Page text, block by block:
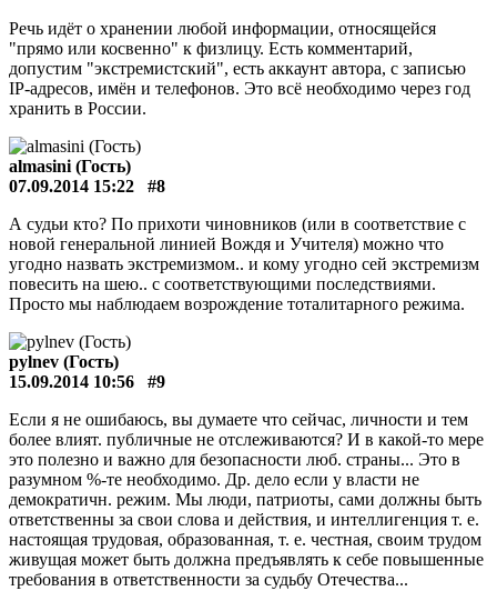
Речь идёт о хранении любой информации, относящейся
"прямо или косвенно" к физлицу. Есть комментарий,
допустим "экстремистский", есть аккаунт автора, с записью
IP-адресов, имён и телефонов. Это всё необходимо через год
хранить в России.
almasini (Гость)
07.09.2014 15:22
#8
А судьи кто? По прихоти чиновников (или в соответствие с
новой генеральной линией Вождя и Учителя) можно что
угодно назвать экстремизмом.. и кому угодно сей экстремизм
повесить на шею.. с соответствующими последствиями.
Просто мы наблюдаем возрождение тоталитарного режима.
pylnev (Гость)
15.09.2014 10:56
#9
Если я не ошибаюсь, вы думаете что сейчас, личности и тем
более влият. публичные не отслеживаются? И в какой-то мере
это полезно и важно для безопасности люб. страны... Это в
разумном %-те необходимо. Др. дело если у власти не
демократичн. режим. Мы люди, патриоты, сами должны быть
ответственны за свои слова и действия, и интеллигенция т. е.
настоящая трудовая, образованная, т. е. честная, своим трудом
живущая может быть должна предъявлять к себе повышенные
требования в ответственности за судьбу Отечества...